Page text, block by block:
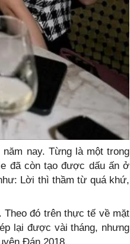
nay. Từng là một trong
đã còn tạo được dấu ấn ở
Lời thì thầm từ quá khứ,
đó trên thực tế về mặt
lại được vài tháng, nhưng
Đán 2018.